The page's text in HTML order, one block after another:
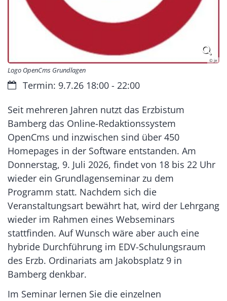
© je
Logo OpenCms Grundlagen
Datum:Termin: 9.7.26 18:00 - 22:00
Seit mehreren Jahren nutzt das Erzbistum
Bamberg das Online-Redaktionssystem
OpenCms und inzwischen sind über 450
Homepages in der Software entstanden. Am
Donnerstag, 9. Juli 2026, findet von 18 bis 22 Uhr
wieder ein Grundlagenseminar zu dem
Programm statt. Nachdem sich die
Veranstaltungsart bewährt hat, wird der Lehrgang
wieder im Rahmen eines Webseminars
stattfinden. Auf Wunsch wäre aber auch eine
hybride Durchführung im EDV-Schulungsraum
des Erzb. Ordinariats am Jakobsplatz 9 in
Bamberg denkbar.
Im Seminar lernen Sie die einzelnen